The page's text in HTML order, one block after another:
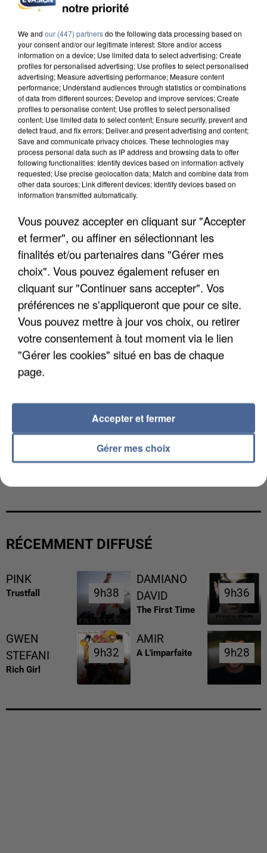
APRÈS TOUTES CES CANICULES, LES REFUGES
L’UN DES FONDATEURS SUPPOSÉS DE LA DZ
MAFIA INTERPELLÉ EN ALGÉRIE
UN SECOND CADRE DE LA DZ MAFIA
RÉCEMMENT DIFFUSÉ
PINK
Trustfall 9h38
9h38
DAMIANO
DAVID
The First Time
9h36
9h36
GWEN
STEFANI
Rich Girl
9h32
9h32
AMIR
A L'imparfaite 9h28
9h28
notre priorité
We and our (447) partnersdo the following data processing based on
your consent and/or our legitimate interest: Store and/or access
information on a device; Use limited data to select advertising; Create
profiles for personalised advertising; Use profiles to select personalised
advertising; Measure advertising performance; Measure content
performance; Understand audiences through statistics or combinations
of data from different sources; Develop and improve services; Create
profiles to personalise content; Use profiles to select personalised
content; Use limited data to select content; Ensure security, prevent and
detect fraud, and fix errors; Deliver and present advertising and content;
Save and communicate privacy choices. These technologies may
process personal data such as IP address and browsing data to offer
following functionalities: Identify devices based on information actively
requested; Use precise geolocation data; Match and combine data from
other data sources; Link different devices; Identify devices based on
information transmitted automatically.
Vous pouvez accepter en cliquant sur "Accepter
et fermer", ou affiner en sélectionnant les
finalités et/ou partenaires dans "Gérer mes
choix". Vous pouvez également refuser en
cliquant sur "Continuer sans accepter". Vos
préférences ne s'appliqueront que pour ce site.
Vous pouvez mettre à jour vos choix, ou retirer
votre consentement à tout moment via le lien
"Gérer les cookies" situé en bas de chaque
page.
Gérer mes choix
Accepter et fermer